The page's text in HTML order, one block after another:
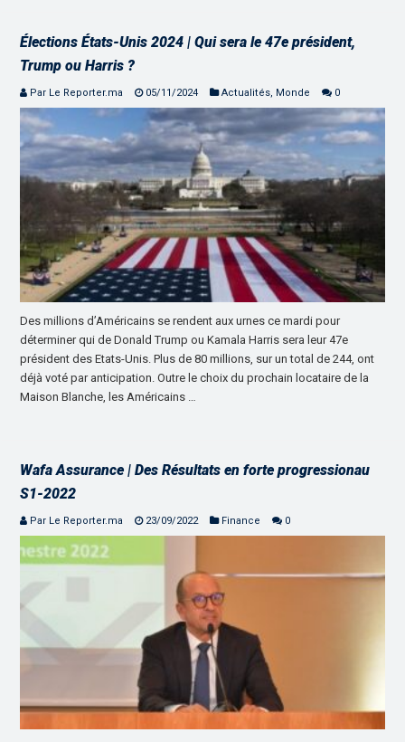
Élections États-Unis 2024 | Qui sera le 47e président,
Trump ou Harris ?
Par Le Reporter.ma 05/11/2024 Actualités, Monde 0
Des millions d’Américains se rendent aux urnes ce mardi pour
déterminer qui de Donald Trump ou Kamala Harris sera leur 47e
président des Etats-Unis. Plus de 80 millions, sur un total de 244, ont
déjà voté par anticipation. Outre le choix du prochain locataire de la
Maison Blanche, les Américains …
Wafa Assurance | Des Résultats en forte progressionau
S1-2022
Par Le Reporter.ma 23/09/2022 Finance 0